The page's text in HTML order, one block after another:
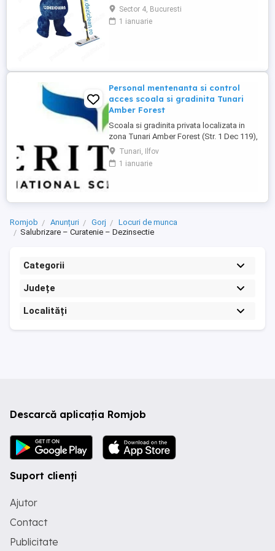
curatenie. Compania noastra asigura
servicii de curatenie in aproape toate
orasele mari din România. Cautam: - Sef
Sector 4, Bucuresti
1 ianuarie
Personal mentenanta si control
acces scoala si gradinita Tunari
Amber Forest
Scoala si gradinita privata localizata in
zona Tunari Amber Forest (Str. 1 Dec 119),
cauta 1 persoana serioasa si
responsabila pentru mentenanta, ingrijire
cladiri si control acces. Pachet salarial
**Responsabilități principale:** * ...
Tunari, Ilfov
1 ianuarie
Romjob Anunțuri Gorj
Locuri de munca
Salubrizare – Curatenie – Dezinsectie
Categorii
Județe
Localități
Descarcă aplicația Romjob
Suport clienți
Ajutor
Contact
Publicitate